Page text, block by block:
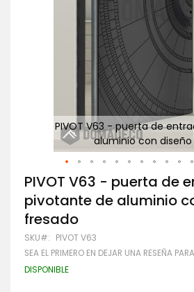
PIVOT V63 - puerta de
aluminio con
Saltar
al
comienzo
de
la
galería
de
imágenes
PIVOT V63 - puerta de
pivotante de aluminio
fresado
SKU PIVOT V63
SEA EL PRIMERO EN DEJAR UNA RESEÑA
DISPONIBLE